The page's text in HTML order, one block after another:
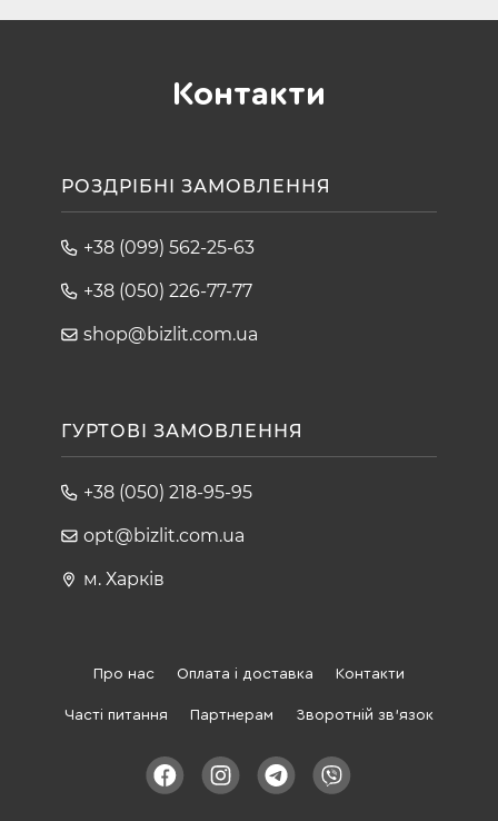
Контакти
РОЗДРІБНІ ЗАМОВЛЕННЯ
+38 (099) 562-25-63
+38 (050) 226-77-77
shop@bizlit.com.ua
ГУРТОВІ ЗАМОВЛЕННЯ
+38 (050) 218-95-95
opt@bizlit.com.ua
м. Харків
Про нас Оплата і доставка Контакти
Часті питання Партнерам Зворотній зв'язок